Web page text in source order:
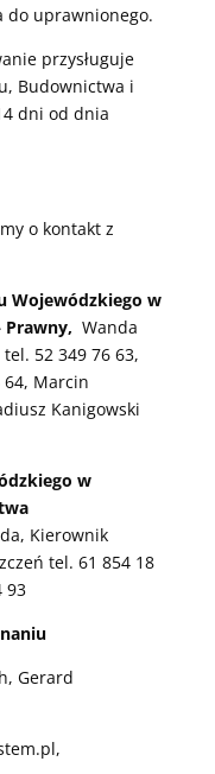
do uprawnionego.
przysługuje
Budownictwa i
dni od dnia
o kontakt z
Wojewódzkiego w
Prawny, Wanda
52 349 76 63,
64, Marcin
Kanigowski
w
Kierownik
tel. 61 854 18
93
Gerard
,